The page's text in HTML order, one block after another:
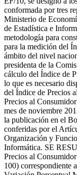
conformada por tres
Ministerio de
de Estadística e
metodología para
para la medición del
ámbito del nivel
presidenta de la
cálculo del Índice de
lo que es necesario
del Índice de Precios
Precios al
mes de noviembre
la publicación en el
conferidas por el
Organización y
Informática. SE
Precios al
100) correspondiente